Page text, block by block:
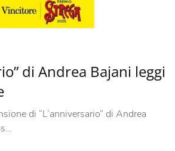
di Andrea Bajani leggi
di “L’anniversario” di Andrea